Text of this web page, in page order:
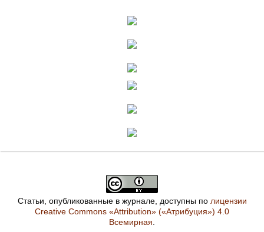
Статьи, опубликованные в журнале, доступны по лицензии
Creative Commons «Attribution» («Атрибуция») 4.0
Всемирная